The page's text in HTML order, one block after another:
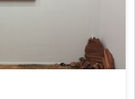
- Red Planet Vol.3